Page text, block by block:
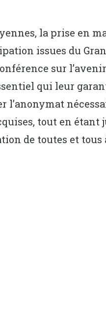
la prise en
issues du
sur l’avenir
qui leur
tout en étant
de toutes et tous